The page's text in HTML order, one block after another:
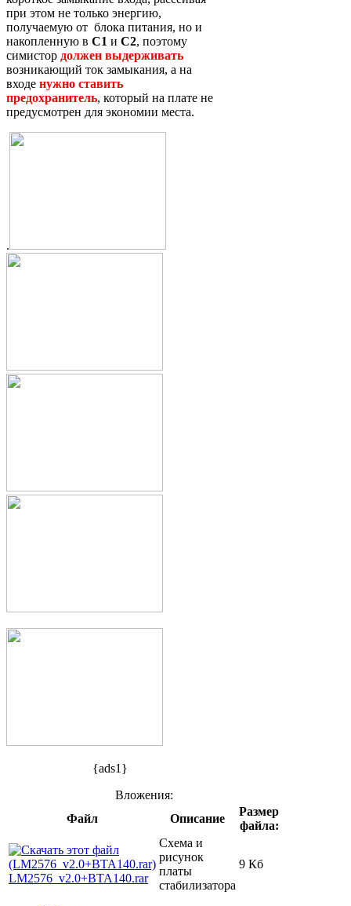
при этом не только энергию,
получаемую от блока питания, но и
накопленную в C1 и C2, поэтому
симистор должен выдерживать
возникающий ток замыкания, а на
входе нужно ставить
предохранитель, который на плате не
предусмотрен для экономии места.
.
{ads1}
Вложения:
Файл
Описание
Размер
файла:
LM2576_v2.0+BTA140.rar
Схема и
рисунок
платы
стабилизатора
9 Кб